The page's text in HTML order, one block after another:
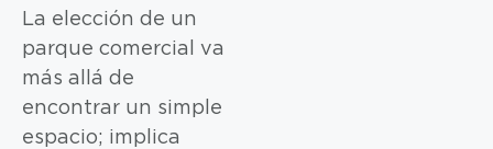
La elección de un
parque comercial va
más allá de
encontrar un simple
espacio; implica